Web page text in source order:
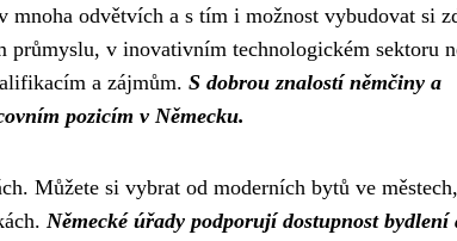
odvětvích a s tím i možnost vybudovat si
v inovativním technologickém sektoru
a zájmům. S dobrou znalostí němčiny a
pozicím v Německu.
Můžete si vybrat od moderních bytů ve
Německé úřady podporují dostupnost bydlení